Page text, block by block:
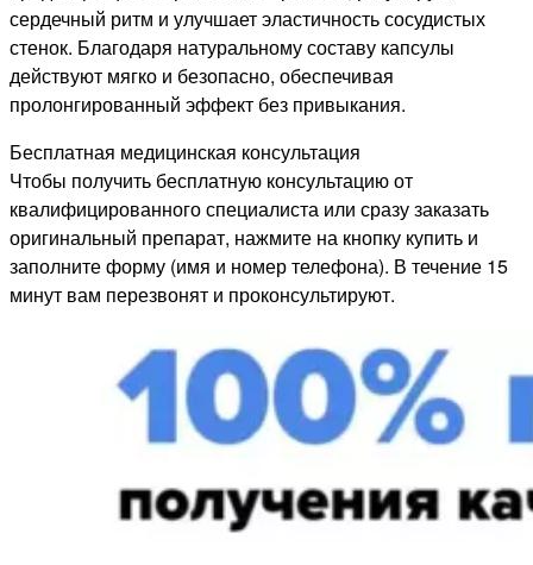
сердечный ритм и улучшает эластичность сосудистых
стенок. Благодаря натуральному составу капсулы
действуют мягко и безопасно, обеспечивая
пролонгированный эффект без привыкания.
Бесплатная медицинская консультация
Чтобы получить бесплатную консультацию от
квалифицированного специалиста или сразу заказать
оригинальный препарат, нажмите на кнопку купить и
заполните форму (имя и номер телефона). В течение 15
минут вам перезвонят и проконсультируют.